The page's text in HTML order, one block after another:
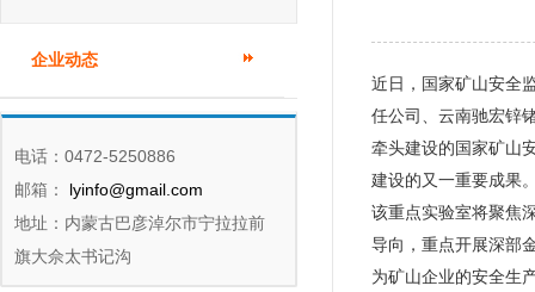
企业动态
电话：0472-5250886
邮箱：
lyinfo@gmail.com
地址：内蒙古巴彦淖尔市宁拉拉前
旗大佘太书记沟
近日，国家矿山安全
任公司、云南驰宏锌
牵头建设的国家矿山
建设的又一重要成果
该重点实验室将聚焦
导向，重点开展深部
为矿山企业的安全生